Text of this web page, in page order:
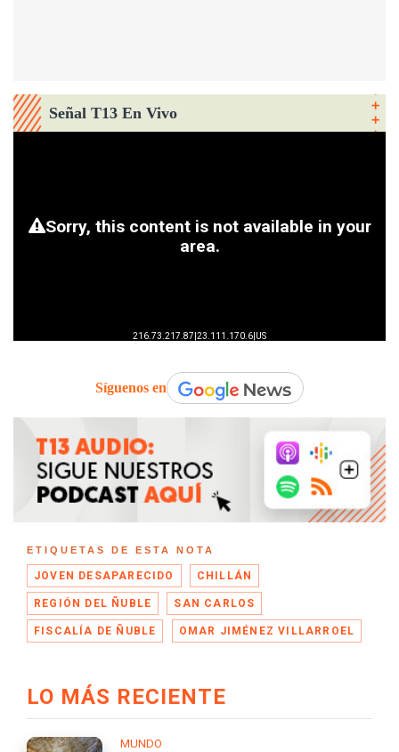
Señal T13 En Vivo
Síguenos en
ETIQUETAS DE ESTA NOTA
JOVEN DESAPARECIDO CHILLÁN
REGIÓN DEL ÑUBLE SAN CARLOS
FISCALÍA DE ÑUBLE OMAR JIMÉNEZ VILLARROEL
LO MÁS RECIENTE
MUNDO